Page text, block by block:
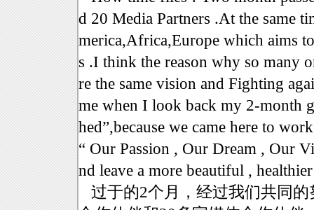
d 20 Media Partners .At the same
merica,Africa,Europe which aims
s .I think the reason why so many
re the same vision and Fighting
me when I look back my 2-month
hed”,because we came here to
“ Our Passion , Our Dream , Our
nd leave a more beautiful ,
过于的2个月，经过我们共同